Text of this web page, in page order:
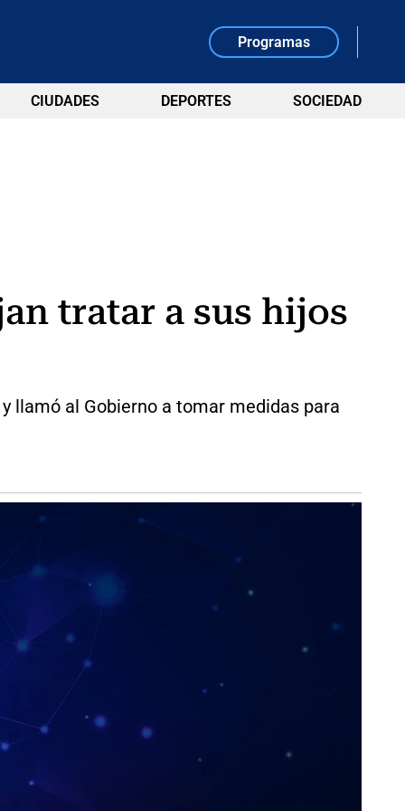
Programas
CIUDADES DEPORTES SOCIEDAD
tratar a sus hijos
llamó al Gobierno a tomar medidas para